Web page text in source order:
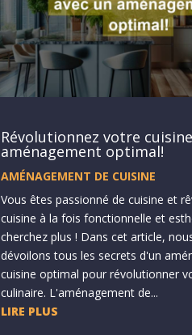
Révolutionnez votre
aménagement optimal!
AMÉNAGEMENT DE CUISINE
Vous êtes passionné de cuisine et
cuisine à la fois fonctionnelle et
cherchez plus ! Dans cet article,
dévoilons tous les secrets d'un
cuisine optimal pour révolutionner
culinaire. L'aménagement de...
LIRE PLUS